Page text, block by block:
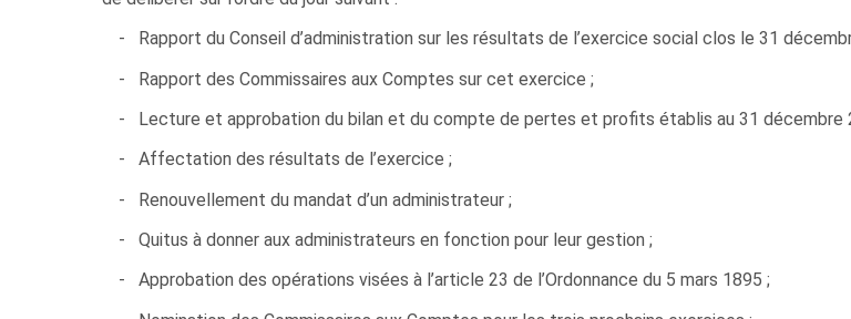
- Rapport du Conseil d’administration sur les résultats de l’exercice social clos le 31
- Rapport des Commissaires aux Comptes sur cet exercice ;
- Lecture et approbation du bilan et du compte de pertes et profits établis au 31 décembre
- Affectation des résultats de l’exercice ;
- Renouvellement du mandat d’un administrateur ;
- Quitus à donner aux administrateurs en fonction pour leur gestion ;
- Approbation des opérations visées à l’article 23 de l’Ordonnance du 5 mars 1895 ;